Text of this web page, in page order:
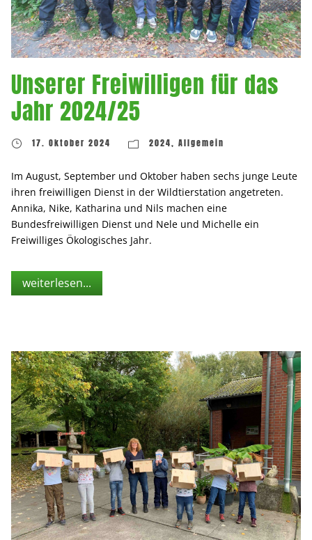
Unserer Freiwilligen für das
Jahr 2024/25
17. Oktober 2024 2024, Allgemein
Im August, September und Oktober haben sechs junge Leute
ihren freiwilligen Dienst in der Wildtierstation angetreten.
Annika, Nike, Katharina und Nils machen eine
Bundesfreiwilligen Dienst und Nele und Michelle ein
Freiwilliges Ökologisches Jahr.
weiterlesen...